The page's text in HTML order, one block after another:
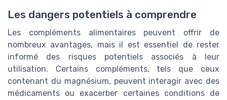
Les dangers potentiels à comprendre
Les compléments alimentaires peuvent offrir de
nombreux avantages, mais il est essentiel de rester
informé des risques potentiels associés à leur
utilisation. Certains compléments, tels que ceux
contenant du magnésium, peuvent interagir avec des
médicaments ou exacerber certaines conditions de